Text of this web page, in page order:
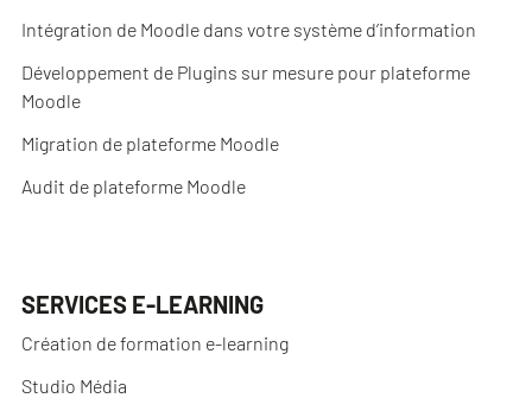
Intégration de Moodle dans votre système d’information
Développement de Plugins sur mesure pour plateforme
Moodle
Migration de plateforme Moodle
Audit de plateforme Moodle
SERVICES E-LEARNING
Création de formation e-learning
Studio Média